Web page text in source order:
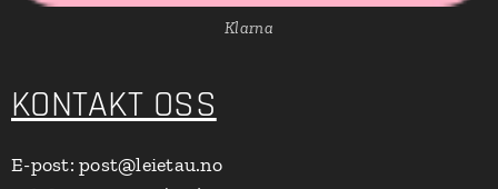
Klarna
KONTAKT OSS
E-post: post@leietau.no